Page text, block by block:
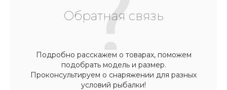
Обратная связь
Подробно расскажем о товарах, поможем
подобрать модель и размер.
Проконсультируем о снаряжении для разных
условий рыбалки!